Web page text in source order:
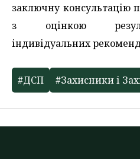
заключну консультацію
з оцінкою
індивідуальних
#ДСП #Захисники і